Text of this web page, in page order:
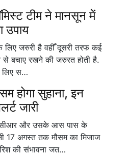
टीम ने मानसून में
उपाय
जरुरी है वहीँ दूसरी तरफ कई
बचाए रखने की जरुरत होती है.
स…
होगा सुहाना, इन
जारी
और उसके आस पास के
17 अगस्त तक मौसम का मिजाज
की संभावना जत…